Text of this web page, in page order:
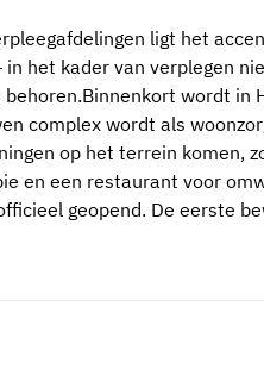
ligt het
in het kader van verplegen
wordt in
complex wordt als
op het terrein komen,
en een restaurant voor
geopend. De eerste